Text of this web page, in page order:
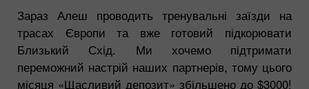
Зараз Алеш проводить тренувальні заїзди на
трасах Європи та вже готовий підкорювати
Близький Схід. Ми хочемо підтримати
переможний настрій наших партнерів, тому цього
місяця «Щасливий депозит» збільшено до $3000!